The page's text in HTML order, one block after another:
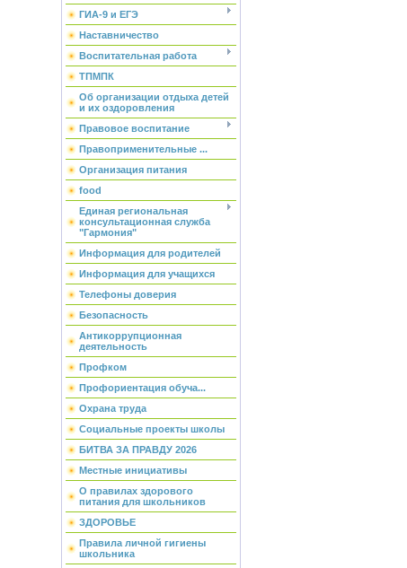
ГИА-9 и ЕГЭ
Наставничество
Воспитательная работа
ТПМПК
Об организации отдыха детей
и их оздоровления
Правовое воспитание
Правоприменительные ...
Организация питания
food
Единая региональная
консультационная служба
"Гармония"
Информация для родителей
Информация для учащихся
Телефоны доверия
Безопасность
Антикоррупционная
деятельность
Профком
Профориентация обуча...
Охрана труда
Социальные проекты школы
БИТВА ЗА ПРАВДУ 2026
Местные инициативы
О правилах здорового
питания для школьников
ЗДОРОВЬЕ
Правила личной гигиены
школьника